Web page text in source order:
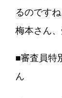
るのですね
梅本さん
■審査員特
ん